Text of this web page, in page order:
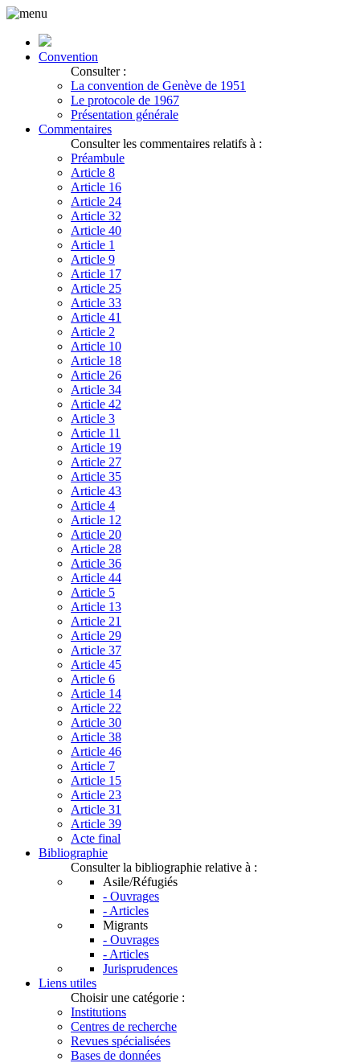
Convention
Consulter :
La convention de Genève de 1951
Le protocole de 1967
Présentation générale
Commentaires
Consulter les commentaires relatifs à :
Préambule
Article 8
Article 16
Article 24
Article 32
Article 40
Article 1
Article 9
Article 17
Article 25
Article 33
Article 41
Article 2
Article 10
Article 18
Article 26
Article 34
Article 42
Article 3
Article 11
Article 19
Article 27
Article 35
Article 43
Article 4
Article 12
Article 20
Article 28
Article 36
Article 44
Article 5
Article 13
Article 21
Article 29
Article 37
Article 45
Article 6
Article 14
Article 22
Article 30
Article 38
Article 46
Article 7
Article 15
Article 23
Article 31
Article 39
Acte final
Bibliographie
Consulter la bibliographie relative à :
Asile/Réfugiés
- Ouvrages
- Articles
Migrants
- Ouvrages
- Articles
Jurisprudences
Liens utiles
Choisir une catégorie :
Institutions
Centres de recherche
Revues spécialisées
Bases de données